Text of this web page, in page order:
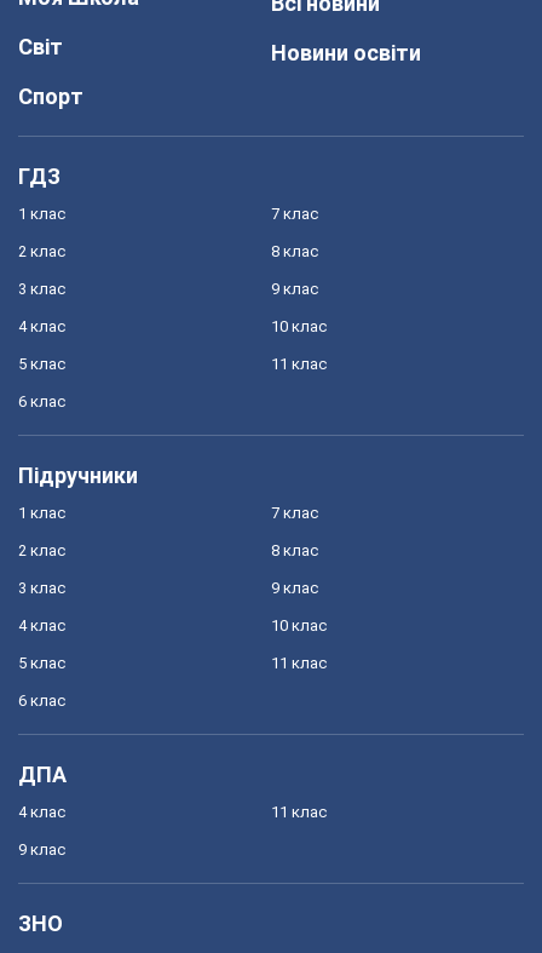
Світ
Спорт
Новини освіти
ГДЗ
1 клас
2 клас
3 клас
4 клас
5 клас
6 клас
7 клас
8 клас
9 клас
10 клас
11 клас
Підручники
1 клас
2 клас
3 клас
4 клас
5 клас
6 клас
7 клас
8 клас
9 клас
10 клас
11 клас
ДПА
4 клас
9 клас
11 клас
ЗНО